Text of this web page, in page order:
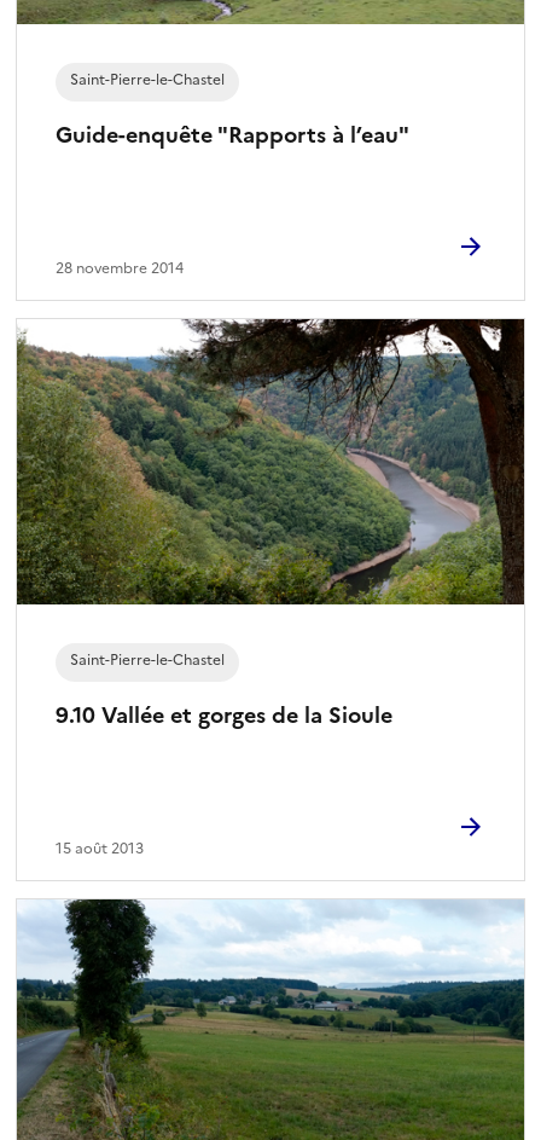
Guide-enquête "Rapports à l’eau"
Saint-Pierre-le-Chastel
28 novembre 2014
9.10 Vallée et gorges de la Sioule
Saint-Pierre-le-Chastel
15 août 2013